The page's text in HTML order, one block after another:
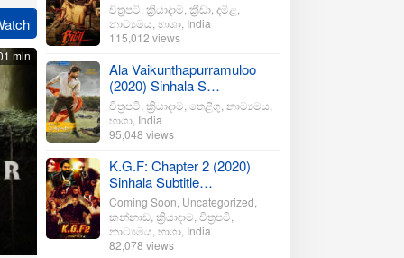
min
චිත්‍රපටි ක්‍රියාදාම ක්‍රීඩා දමිළ
නාට්‍යමය භාශා India
115,012 views
Ala Vaikunthapurramuloo
(2020) Sinhala S…
චිත්‍රපටි ක්‍රියාදාම තෙළිගු නාට්‍යමය
භාශා India
95,048 views
K.G.F: Chapter 2 (2020)
Sinhala Subtitle…
Coming Soon Uncategorized
කන්නාඩ ක්‍රියාදාම චිත්‍රපටි
නාට්‍යමය භාශා India
82,078 views